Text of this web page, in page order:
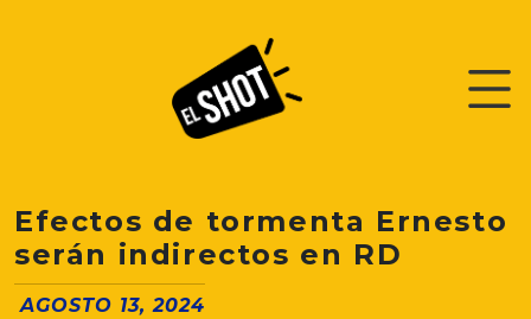
Efectos de tormenta Ernesto
serán indirectos en RD
AGOSTO 13, 2024